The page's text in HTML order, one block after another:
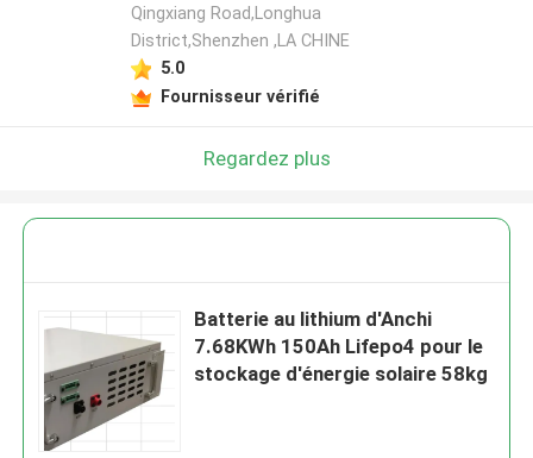
Qingxiang Road,Longhua
District,Shenzhen ,LA CHINE
5.0
Fournisseur vérifié
Regardez plus
Batterie au lithium d'Anchi
7.68KWh 150Ah Lifepo4 pour le
stockage d'énergie solaire 58kg